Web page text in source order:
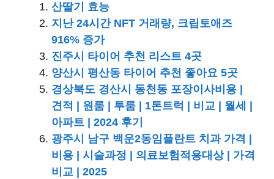
산딸기 효능
지난 24시간 NFT 거래량, 크립토애즈
916% 증가
진주시 타이어 추천 리스트 4곳
양산시 평산동 타이어 추천 좋아요 5곳
경상북도 경산시 동천동 포장이사비용 |
견적 | 원룸 | 투룸 | 1톤트럭 | 비교 | 월세 |
아파트 | 2024 후기
광주시 남구 백운2동임플란트 치과 가격 |
비용 | 시술과정 | 의료보험적용대상 | 가격
비교 | 2025